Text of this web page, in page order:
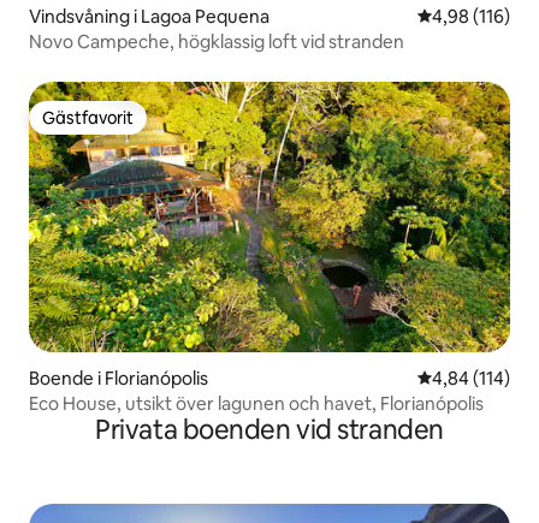
Vindsvåning i Lagoa Pequena 4,98 av 5 i
4,98 (116)
Novo Campeche, högklassig loft vid stranden
Gästfavorit
Gästfavorit
Boende i Florianópolis 4,84 av 5 i
4,84 (114)
Eco House, utsikt över lagunen och havet, Florianópolis
Privata boenden vid stranden